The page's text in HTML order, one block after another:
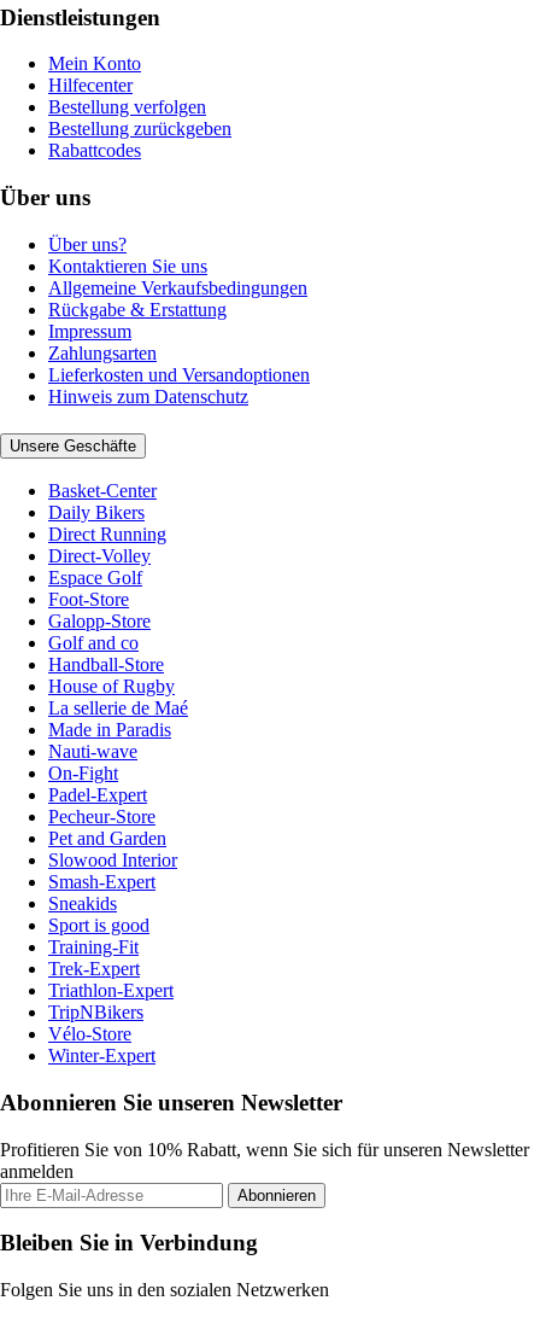
Dienstleistungen
Mein Konto
Hilfecenter
Bestellung verfolgen
Bestellung zurückgeben
Rabattcodes
Über uns
Über uns?
Kontaktieren Sie uns
Allgemeine Verkaufsbedingungen
Rückgabe & Erstattung
Impressum
Zahlungsarten
Lieferkosten und Versandoptionen
Hinweis zum Datenschutz
Unsere Geschäfte
Basket-Center
Daily Bikers
Direct Running
Direct-Volley
Espace Golf
Foot-Store
Galopp-Store
Golf and co
Handball-Store
House of Rugby
La sellerie de Maé
Made in Paradis
Nauti-wave
On-Fight
Padel-Expert
Pecheur-Store
Pet and Garden
Slowood Interior
Smash-Expert
Sneakids
Sport is good
Training-Fit
Trek-Expert
Triathlon-Expert
TripNBikers
Vélo-Store
Winter-Expert
Abonnieren Sie unseren Newsletter
Profitieren Sie von 10% Rabatt, wenn Sie sich für unseren Newsletter
anmelden
Abonnieren
Bleiben Sie in Verbindung
Folgen Sie uns in den sozialen Netzwerken